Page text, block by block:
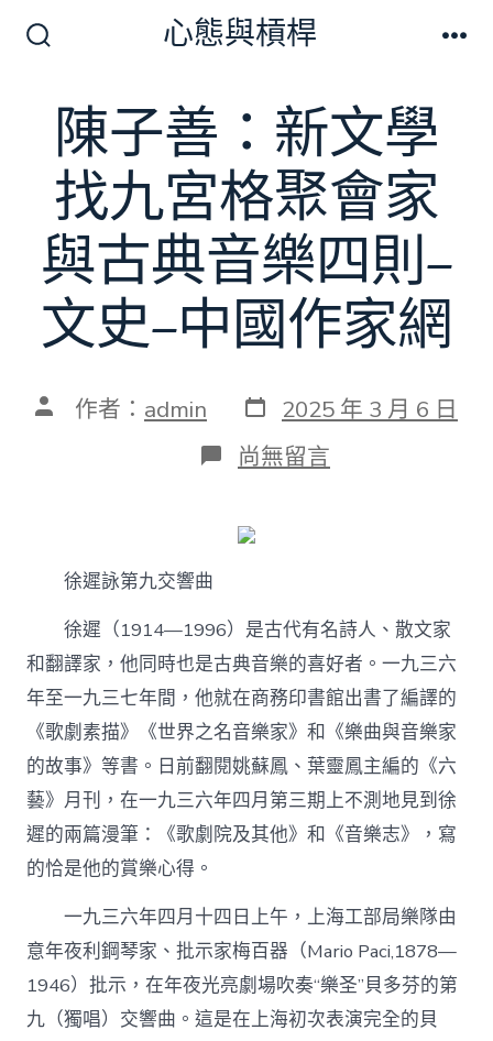
切
開
心態與槓桿
陳子善：新文學
找九宮格聚會家
與古典音樂四則–
文史–中國作家網
文 作者： admin 發
表
日
期
2025 年 3 月 6 日
在
〈陳
善：
新
九
宮
格
聚
會
家
與
古
典
音
樂
–
文
史
–
中
國
尚無留言
徐遲詠第九交響曲
徐遲（1914—1996）是古代有名詩人、散文家
和翻譯家，他同時也是古典音樂的喜好者。一九三六
年至一九三七年間，他就在商務印書館出書了編譯的
《歌劇素描》《世界之名音樂家》和《樂曲與音樂家
的故事》等書。日前翻閱姚蘇鳳、葉靈鳳主編的《六
藝》月刊，在一九三六年四月第三期上不測地見到徐
遲的兩篇漫筆：《歌劇院及其他》和《音樂志》，寫
的恰是他的賞樂心得。
一九三六年四月十四日上午，上海工部局樂隊由
意年夜利鋼琴家、批示家梅百器（Mario Paci,1878—
1946）批示，在年夜光亮劇場吹奏“樂圣”貝多芬的第
九（獨唱）交響曲。這是在上海初次表演完全的貝